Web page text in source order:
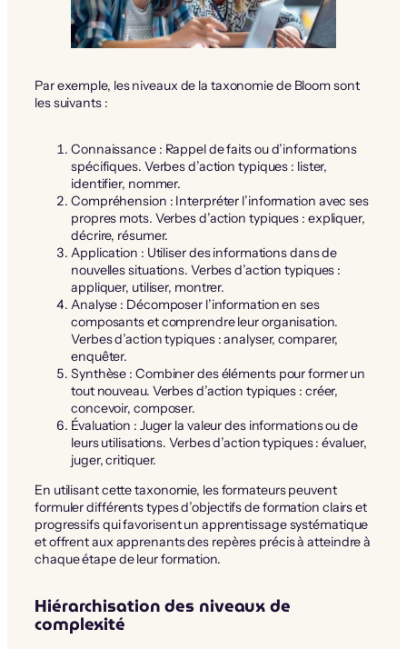
Par exemple, les niveaux de la taxonomie de Bloom sont
les suivants :
Connaissance : Rappel de faits ou d’informations
spécifiques. Verbes d’action typiques : lister,
identifier, nommer.
Compréhension : Interpréter l’information avec ses
propres mots. Verbes d’action typiques : expliquer,
décrire, résumer.
Application : Utiliser des informations dans de
nouvelles situations. Verbes d’action typiques :
appliquer, utiliser, montrer.
Analyse : Décomposer l’information en ses
composants et comprendre leur organisation.
Verbes d’action typiques : analyser, comparer,
enquêter.
Synthèse : Combiner des éléments pour former un
tout nouveau. Verbes d’action typiques : créer,
concevoir, composer.
Évaluation : Juger la valeur des informations ou de
leurs utilisations. Verbes d’action typiques : évaluer,
juger, critiquer.
En utilisant cette taxonomie, les formateurs peuvent
formuler différents types d’objectifs de formation clairs et
progressifs qui favorisent un apprentissage systématique
et offrent aux apprenants des repères précis à atteindre à
chaque étape de leur formation.
Hiérarchisation des niveaux de
complexité